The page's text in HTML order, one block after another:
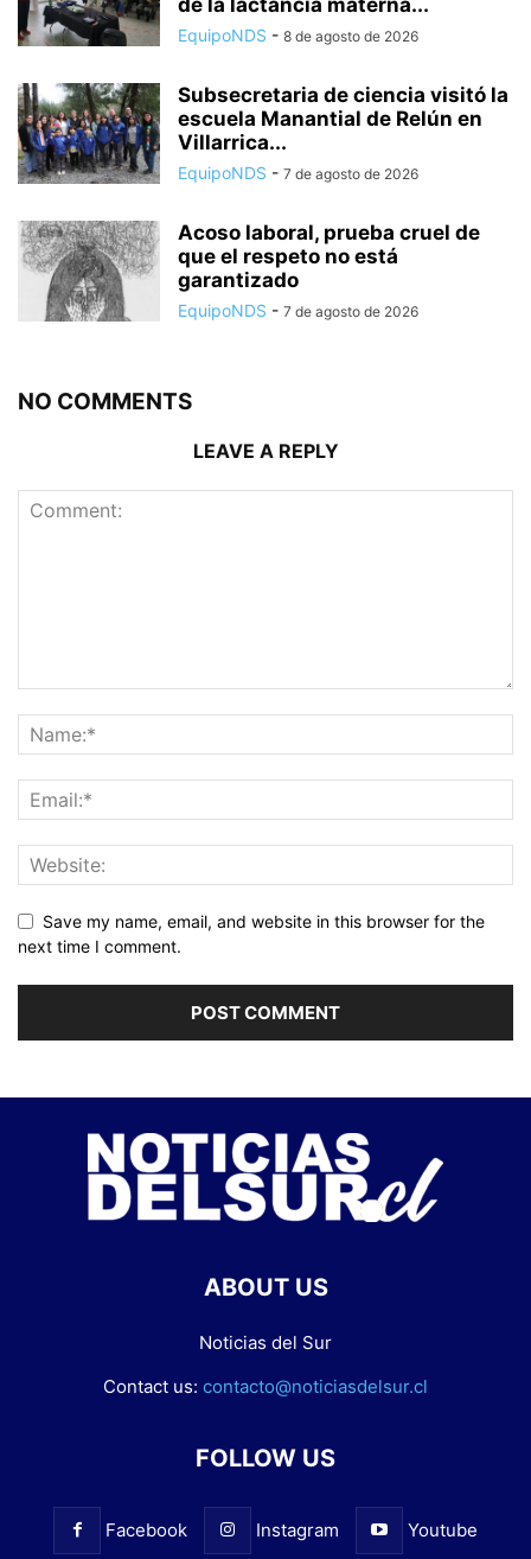
de la lactancia materna...
EquipoNDS - 8 de agosto de 2026
Subsecretaria de ciencia visitó la
escuela Manantial de Relún en
Villarrica...
EquipoNDS - 7 de agosto de 2026
Acoso laboral, prueba cruel de
que el respeto no está
garantizado
EquipoNDS - 7 de agosto de 2026
NO COMMENTS
LEAVE A REPLY
Save my name, email, and website in this browser for the
next time I comment.
ABOUT US
Noticias del Sur
Contact us: contacto@noticiasdelsur.cl
FOLLOW US
Facebook Instagram Youtube